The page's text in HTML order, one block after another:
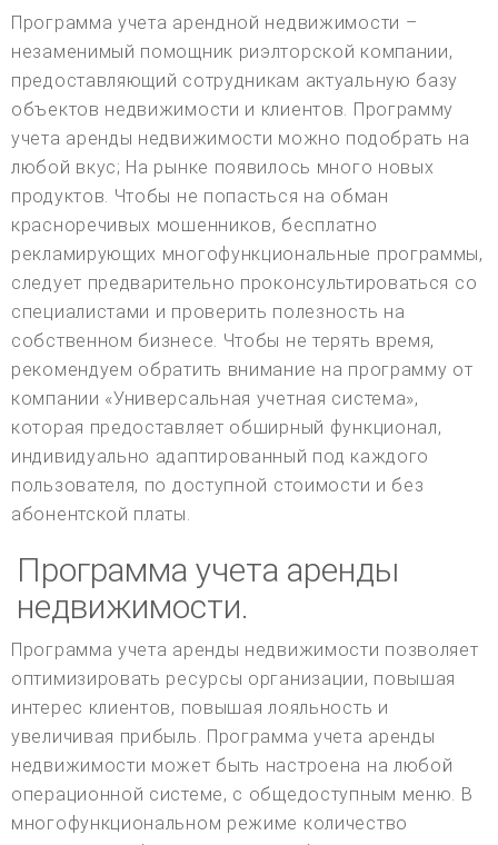
Программа учета арендной недвижимости –
незаменимый помощник риэлторской компании,
предоставляющий сотрудникам актуальную базу
объектов недвижимости и клиентов. Программу
учета аренды недвижимости можно подобрать на
любой вкус; На рынке появилось много новых
продуктов. Чтобы не попасться на обман
красноречивых мошенников, бесплатно
рекламирующих многофункциональные программы,
следует предварительно проконсультироваться со
специалистами и проверить полезность на
собственном бизнесе. Чтобы не терять время,
рекомендуем обратить внимание на программу от
компании «Универсальная учетная система»,
которая предоставляет обширный функционал,
индивидуально адаптированный под каждого
пользователя, по доступной стоимости и без
абонентской платы.
Программа учета аренды
недвижимости.
Программа учета аренды недвижимости позволяет
оптимизировать ресурсы организации, повышая
интерес клиентов, повышая лояльность и
увеличивая прибыль. Программа учета аренды
недвижимости может быть настроена на любой
операционной системе, с общедоступным меню. В
многофункциональном режиме количество